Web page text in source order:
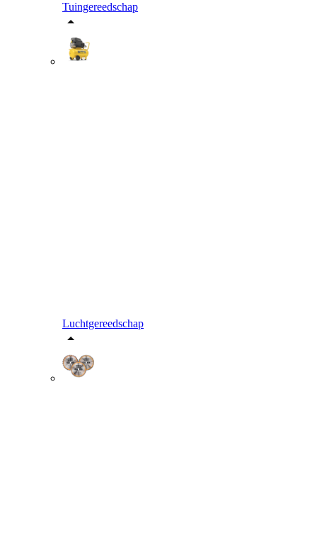
Tuingereedschap
Luchtgereedschap